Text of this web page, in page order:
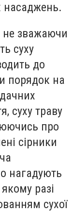
насаджень.
не зважаючи
суху
до
порядок на
суху траву
про
сірники
нагадують
разі
сухої